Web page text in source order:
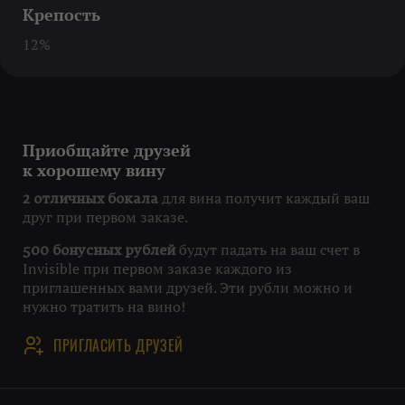
Крепость
12%
Приобщайте друзей
к хорошему вину
2 отличных бокала для вина получит каждый ваш
друг при первом заказе.
500 бонусных рублей будут падать на ваш счет в
Invisible при первом заказе каждого из
приглашенных вами друзей. Эти рубли можно и
нужно тратить на вино!
ПРИГЛАСИТЬ ДРУЗЕЙ